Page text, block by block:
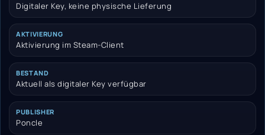
Digitaler Key, keine physische Lieferung
AKTIVIERUNG
Aktivierung im Steam-Client
BESTAND
Aktuell als digitaler Key verfügbar
PUBLISHER
Poncle